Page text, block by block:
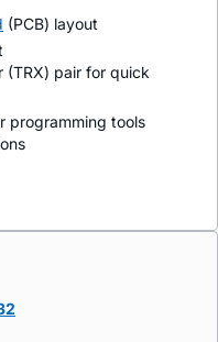
(PCB) layout
(TRX) pair for quick
programming tools